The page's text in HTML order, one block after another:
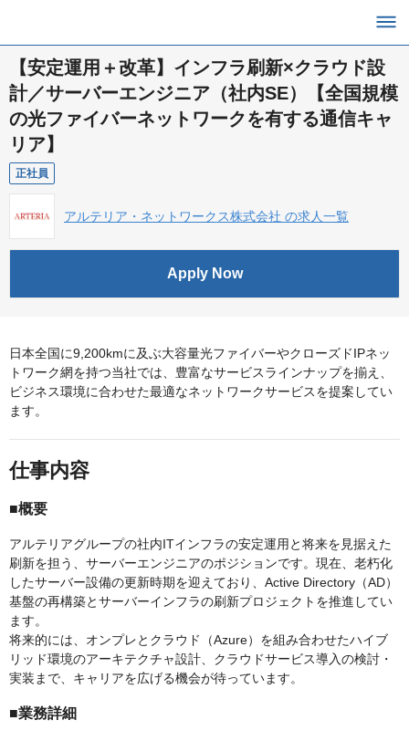
【安定運用＋改革】インフラ刷新×クラウド設
計／サーバーエンジニア（社内SE）【全国規模
の光ファイバーネットワークを有する通信キャ
リア】
正社員
アルテリア・ネットワークス株式会社 の求人一覧
Apply Now
日本全国に9,200kmに及ぶ大容量光ファイバーやクローズドIPネッ
トワーク網を持つ当社では、豊富なサービスラインナップを揃え、
ビジネス環境に合わせた最適なネットワークサービスを提案してい
ます。
仕事内容
■概要
アルテリアグループの社内ITインフラの安定運用と将来を見据えた
刷新を担う、サーバーエンジニアのポジションです。現在、老朽化
したサーバー設備の更新時期を迎えており、Active Directory（AD）
基盤の再構築とサーバーインフラの刷新プロジェクトを推進してい
ます。
将来的には、オンプレとクラウド（Azure）を組み合わせたハイブ
リッド環境のアーキテクチャ設計、クラウドサービス導入の検討・
実装まで、キャリアを広げる機会が待っています。
■業務詳細